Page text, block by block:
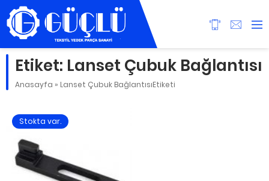
Etiket: Lanset Çubuk Bağlantısı
Anasayfa » Lanset Çubuk BağlantısıEtiketi
Stokta var.